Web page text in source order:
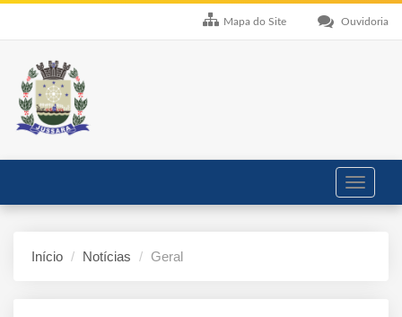
Ouvidoria
Mapa do Site
Toggle
Início Notícias Geral